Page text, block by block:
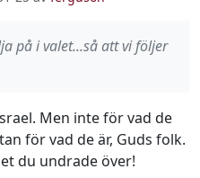
på i valet...så att vi följer
Men inte för vad de
för vad de är, Guds folk.
du undrade över!